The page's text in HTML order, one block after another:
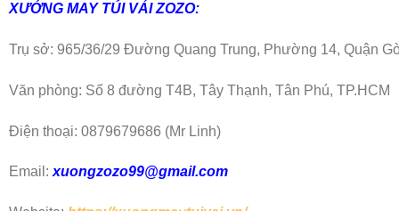
XƯỞNG MAY TÚI VẢI ZOZO:
Trụ sở: 965/36/29 Đường Quang Trung, Phường 14, Quận
Văn phòng: Số 8 đường T4B, Tây Thạnh, Tân Phú, TP.HCM
Điện thoại: 0879679686 (Mr Linh)
Email:xuongzozo99@gmail.com